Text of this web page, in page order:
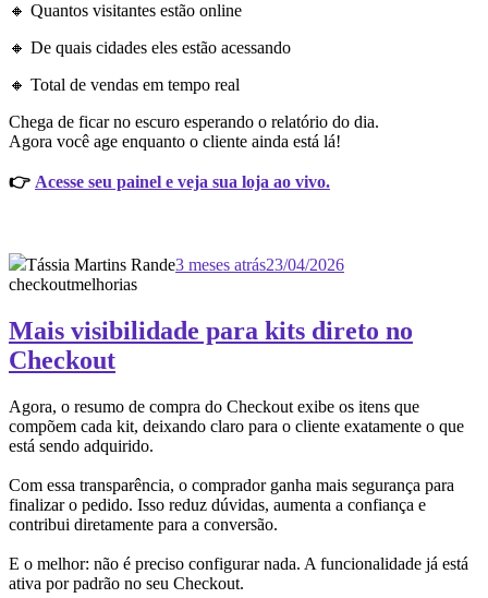
🔸 Quantos visitantes estão online
🔸 De quais cidades eles estão acessando
🔸 Total de vendas em tempo real
Chega de ficar no escuro esperando o relatório do dia.
Agora você age enquanto o cliente ainda está lá!
👉 Acesse seu painel e veja sua loja ao vivo.
Tássia Martins Rande3 meses atrás23/04/2026
checkoutmelhorias
Mais visibilidade para kits direto no
Checkout
Agora, o resumo de compra do Checkout exibe os itens que
compõem cada kit, deixando claro para o cliente exatamente o que
está sendo adquirido.
Com essa transparência, o comprador ganha mais segurança para
finalizar o pedido. Isso reduz dúvidas, aumenta a confiança e
contribui diretamente para a conversão.
E o melhor: não é preciso configurar nada. A funcionalidade já está
ativa por padrão no seu Checkout.